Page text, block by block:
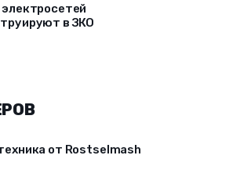
в ЗКО
от Rostselmash